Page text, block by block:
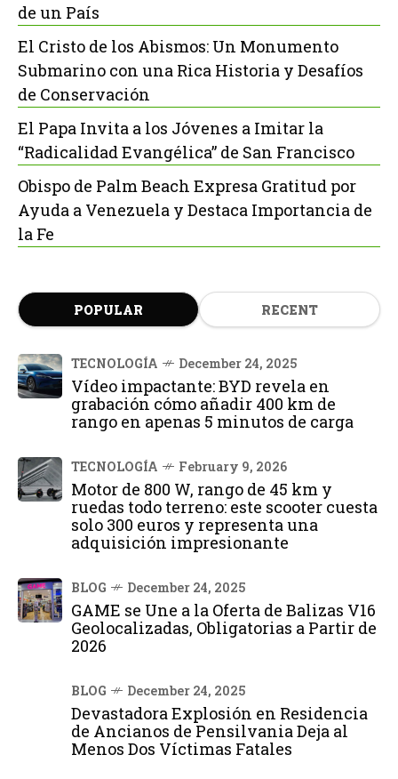
de un País
El Cristo de los Abismos: Un Monumento
Submarino con una Rica Historia y Desafíos
de Conservación
El Papa Invita a los Jóvenes a Imitar la
“Radicalidad Evangélica” de San Francisco
Obispo de Palm Beach Expresa Gratitud por
Ayuda a Venezuela y Destaca Importancia de
la Fe
POPULAR RECENT
TECNOLOGÍA December 24, 2025
Vídeo impactante: BYD revela en
grabación cómo añadir 400 km de
rango en apenas 5 minutos de carga
TECNOLOGÍA February 9, 2026
Motor de 800 W, rango de 45 km y
ruedas todo terreno: este scooter cuesta
solo 300 euros y representa una
adquisición impresionante
BLOG December 24, 2025
GAME se Une a la Oferta de Balizas V16
Geolocalizadas, Obligatorias a Partir de
2026
BLOG December 24, 2025
Devastadora Explosión en Residencia
de Ancianos de Pensilvania Deja al
Menos Dos Víctimas Fatales